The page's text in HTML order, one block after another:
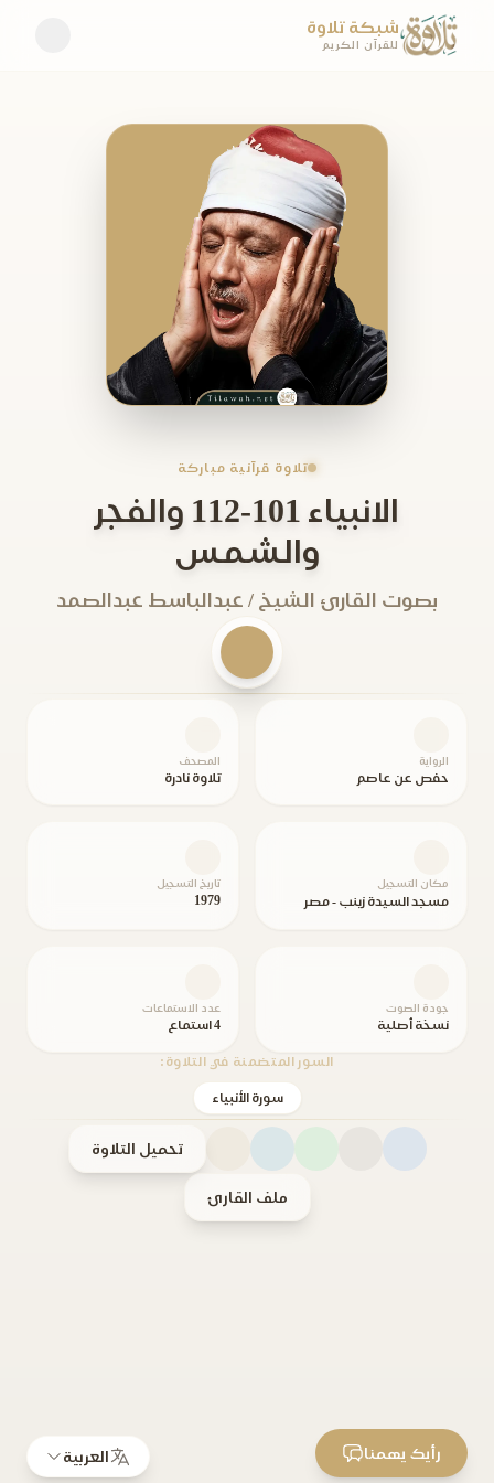
شبكة تلاوة
للقرآن الكريم
تلاوة قرآنية مباركة
الانبياء 101-112 والفجر
والشمس
بصوت القارئ الشيخ / عبدالباسط عبدالصمد
الرواية
حفص عن عاصم
المصحف
تلاوة نادرة
مكان التسجيل
مسجد السيدة زينب - مصر
تاريخ التسجيل
1979
جودة الصوت
نسخة أصلية
عدد الاستماعات
4 استماع
السور المتضمنة في التلاوة:
سورة الأنبياء
تحميل التلاوة
ملف القارئ
العربية رأيك يهمنا